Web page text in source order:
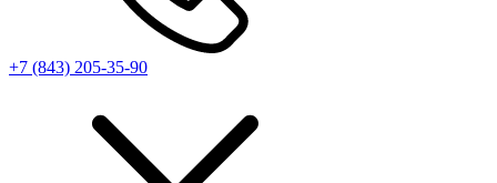
+7 (843) 205-35-90